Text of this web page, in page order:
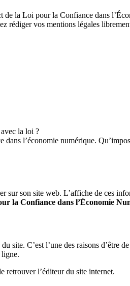
la Loi pour la Confiance dans
rédiger vos mentions légales
la loi ?
l’économie numérique.
sur son site web. L’affiche de ces
la Confiance dans l’Économie
site. C’est l’une des raisons d’être
ligne.
retrouver l’éditeur du site internet.